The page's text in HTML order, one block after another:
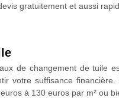
gratuitement et aussi
de changement de tuile
votre suffisance financière.
à 130 euros par m² ou